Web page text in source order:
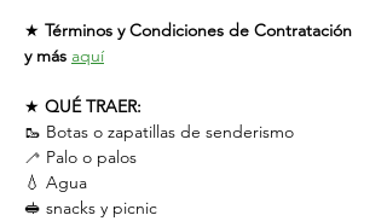
★ Términos y Condiciones de Contratación
y más aquí
★ QUÉ TRAER:
🥾 Botas o zapatillas de senderismo
🦯 Palo o palos
💧 Agua
🥪 snacks y picnic